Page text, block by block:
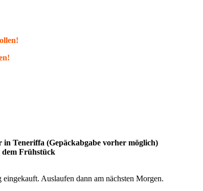
in Teneriffa (Gepäckabgabe vorher möglich)
dem Frühstück
Auslaufen dann am nächsten Morgen.